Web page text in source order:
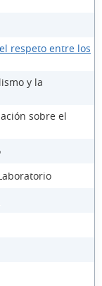
respeto entre los
y la
sobre el